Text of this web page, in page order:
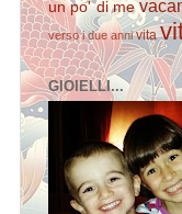
un po' di me
verso i due anni vita
GIOIELLI...